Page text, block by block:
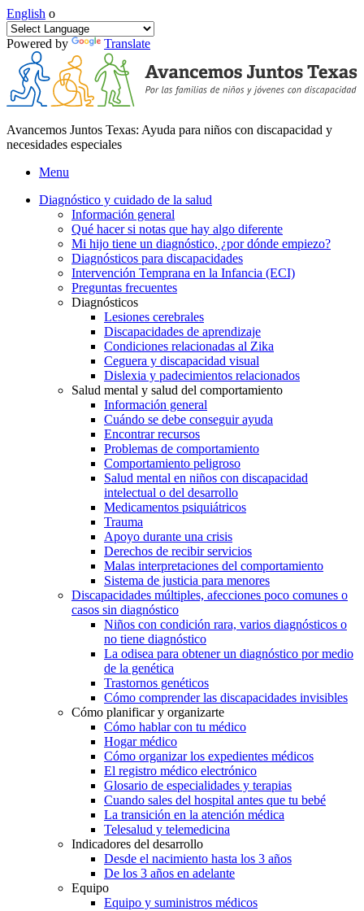
English o
Powered by Translate
Avancemos Juntos Texas: Ayuda para niños con discapacidad y
necesidades especiales
Menu
Diagnóstico y cuidado de la salud
Información general
Qué hacer si notas que hay algo diferente
Mi hijo tiene un diagnóstico, ¿por dónde empiezo?
Diagnósticos para discapacidades
Intervención Temprana en la Infancia (ECI)
Preguntas frecuentes
Diagnósticos
Lesiones cerebrales
Discapacidades de aprendizaje
Condiciones relacionadas al Zika
Ceguera y discapacidad visual
Dislexia y padecimientos relacionados
Salud mental y salud del comportamiento
Información general
Cuándo se debe conseguir ayuda
Encontrar recursos
Problemas de comportamiento
Comportamiento peligroso
Salud mental en niños con discapacidad
intelectual o del desarrollo
Medicamentos psiquiátricos
Trauma
Apoyo durante una crisis
Derechos de recibir servicios
Malas interpretaciones del comportamiento
Sistema de justicia para menores
Discapacidades múltiples, afecciones poco comunes o
casos sin diagnóstico
Niños con condición rara, varios diagnósticos o
no tiene diagnóstico
La odisea para obtener un diagnóstico por medio
de la genética
Trastornos genéticos
Cómo comprender las discapacidades invisibles
Cómo planificar y organizarte
Cómo hablar con tu médico
Hogar médico
Cómo organizar los expedientes médicos
El registro médico electrónico
Glosario de especialidades y terapias
Cuando sales del hospital antes que tu bebé
La transición en la atención médica
Telesalud y telemedicina
Indicadores del desarrollo
Desde el nacimiento hasta los 3 años
De los 3 años en adelante
Equipo
Equipo y suministros médicos